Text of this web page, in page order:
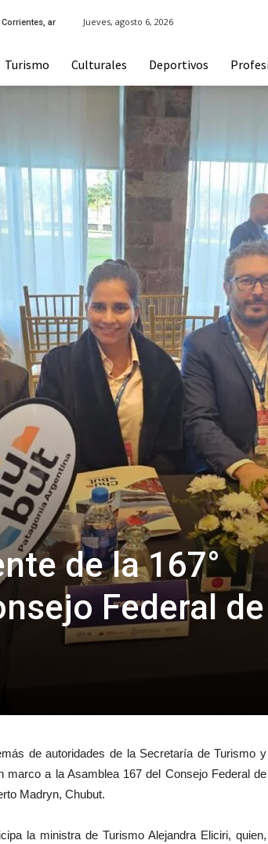
Corrientes, ar Jueves, agosto 6, 2026
Turismo Culturales Deportivos
de la 167°
Federal de
de autoridades de la Secretaría de Turismo y
a la Asamblea 167 del Consejo Federal de
Madryn, Chubut.
la ministra de Turismo Alejandra Eliciri, quien,